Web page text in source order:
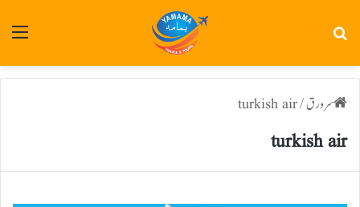
سرورق/
turkish air
turkish air